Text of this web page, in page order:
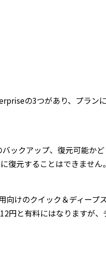
の3つがあり、プラン
ックアップ、復元可能か
復元することはできません。
けのクイック＆ディープ
円と有料にはなりますが